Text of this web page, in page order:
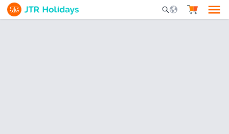
Mobile Search